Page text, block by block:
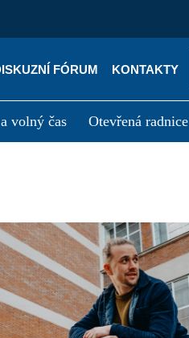
FÓRUM KONTAKTY
volný čas Otevřená radnice